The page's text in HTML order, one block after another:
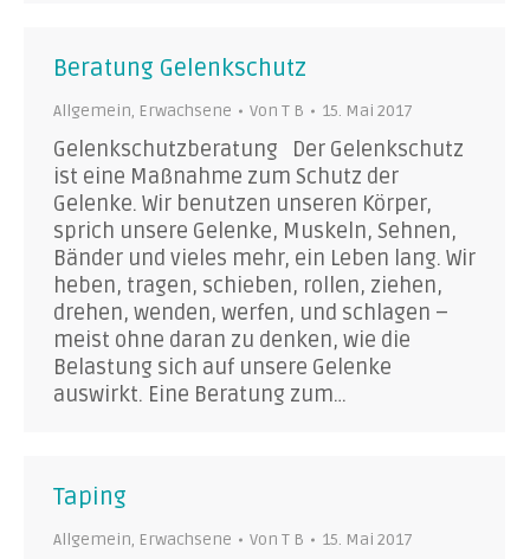
Beratung Gelenkschutz
Allgemein, Erwachsene Von T B 15. Mai 2017
Gelenkschutzberatung Der Gelenkschutz
ist eine Maßnahme zum Schutz der
Gelenke. Wir benutzen unseren Körper,
sprich unsere Gelenke, Muskeln, Sehnen,
Bänder und vieles mehr, ein Leben lang. Wir
heben, tragen, schieben, rollen, ziehen,
drehen, wenden, werfen, und schlagen –
meist ohne daran zu denken, wie die
Belastung sich auf unsere Gelenke
auswirkt. Eine Beratung zum…
Taping
Allgemein, Erwachsene Von T B 15. Mai 2017